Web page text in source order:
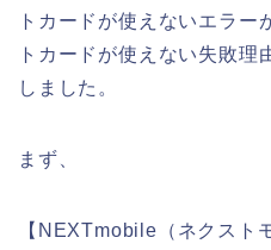
トカードが使えないエラー
トカードが使えない失敗理
しました。
まず、
【NEXTmobile（ネクス